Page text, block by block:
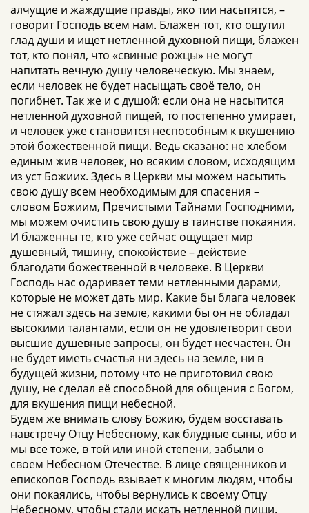
алчущие и жаждущие правды, яко тии насытятся, –
говорит Господь всем нам. Блажен тот, кто ощутил
глад души и ищет нетленной духовной пищи, блажен
тот, кто понял, что «свиные рожцы» не могут
напитать вечную душу человеческую. Мы знаем,
если человек не будет насыщать своё тело, он
погибнет. Так же и с душой: если она не насытится
нетленной духовной пищей, то постепенно умирает,
и человек уже становится неспособным к вкушению
этой божественной пищи. Ведь сказано: не хлебом
единым жив человек, но всяким словом, исходящим
из уст Божиих. Здесь в Церкви мы можем насытить
свою душу всем необходимым для спасения –
словом Божиим, Пречистыми Тайнами Господними,
мы можем очистить свою душу в таинстве покаяния.
И блаженны те, кто уже сейчас ощущает мир
душевный, тишину, спокойствие – действие
благодати божественной в человеке. В Церкви
Господь нас одаривает теми нетленными дарами,
которые не может дать мир. Какие бы блага человек
не стяжал здесь на земле, какими бы он не обладал
высокими талантами, если он не удовлетворит свои
высшие душевные запросы, он будет несчастен. Он
не будет иметь счастья ни здесь на земле, ни в
будущей жизни, потому что не приготовил свою
душу, не сделал её способной для общения с Богом,
для вкушения пищи небесной.
Будем же внимать слову Божию, будем восставать
навстречу Отцу Небесному, как блудные сыны, ибо и
мы все тоже, в той или иной степени, забыли о
своем Небесном Отечестве. В лице священников и
епископов Господь взывает к многим людям, чтобы
они покаялись, чтобы вернулись к своему Отцу
Небесному, чтобы стали искать нетленной пищи.